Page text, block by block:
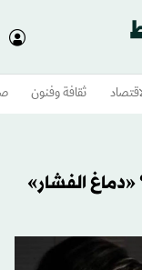
ثقافة وفنون
الفشار»